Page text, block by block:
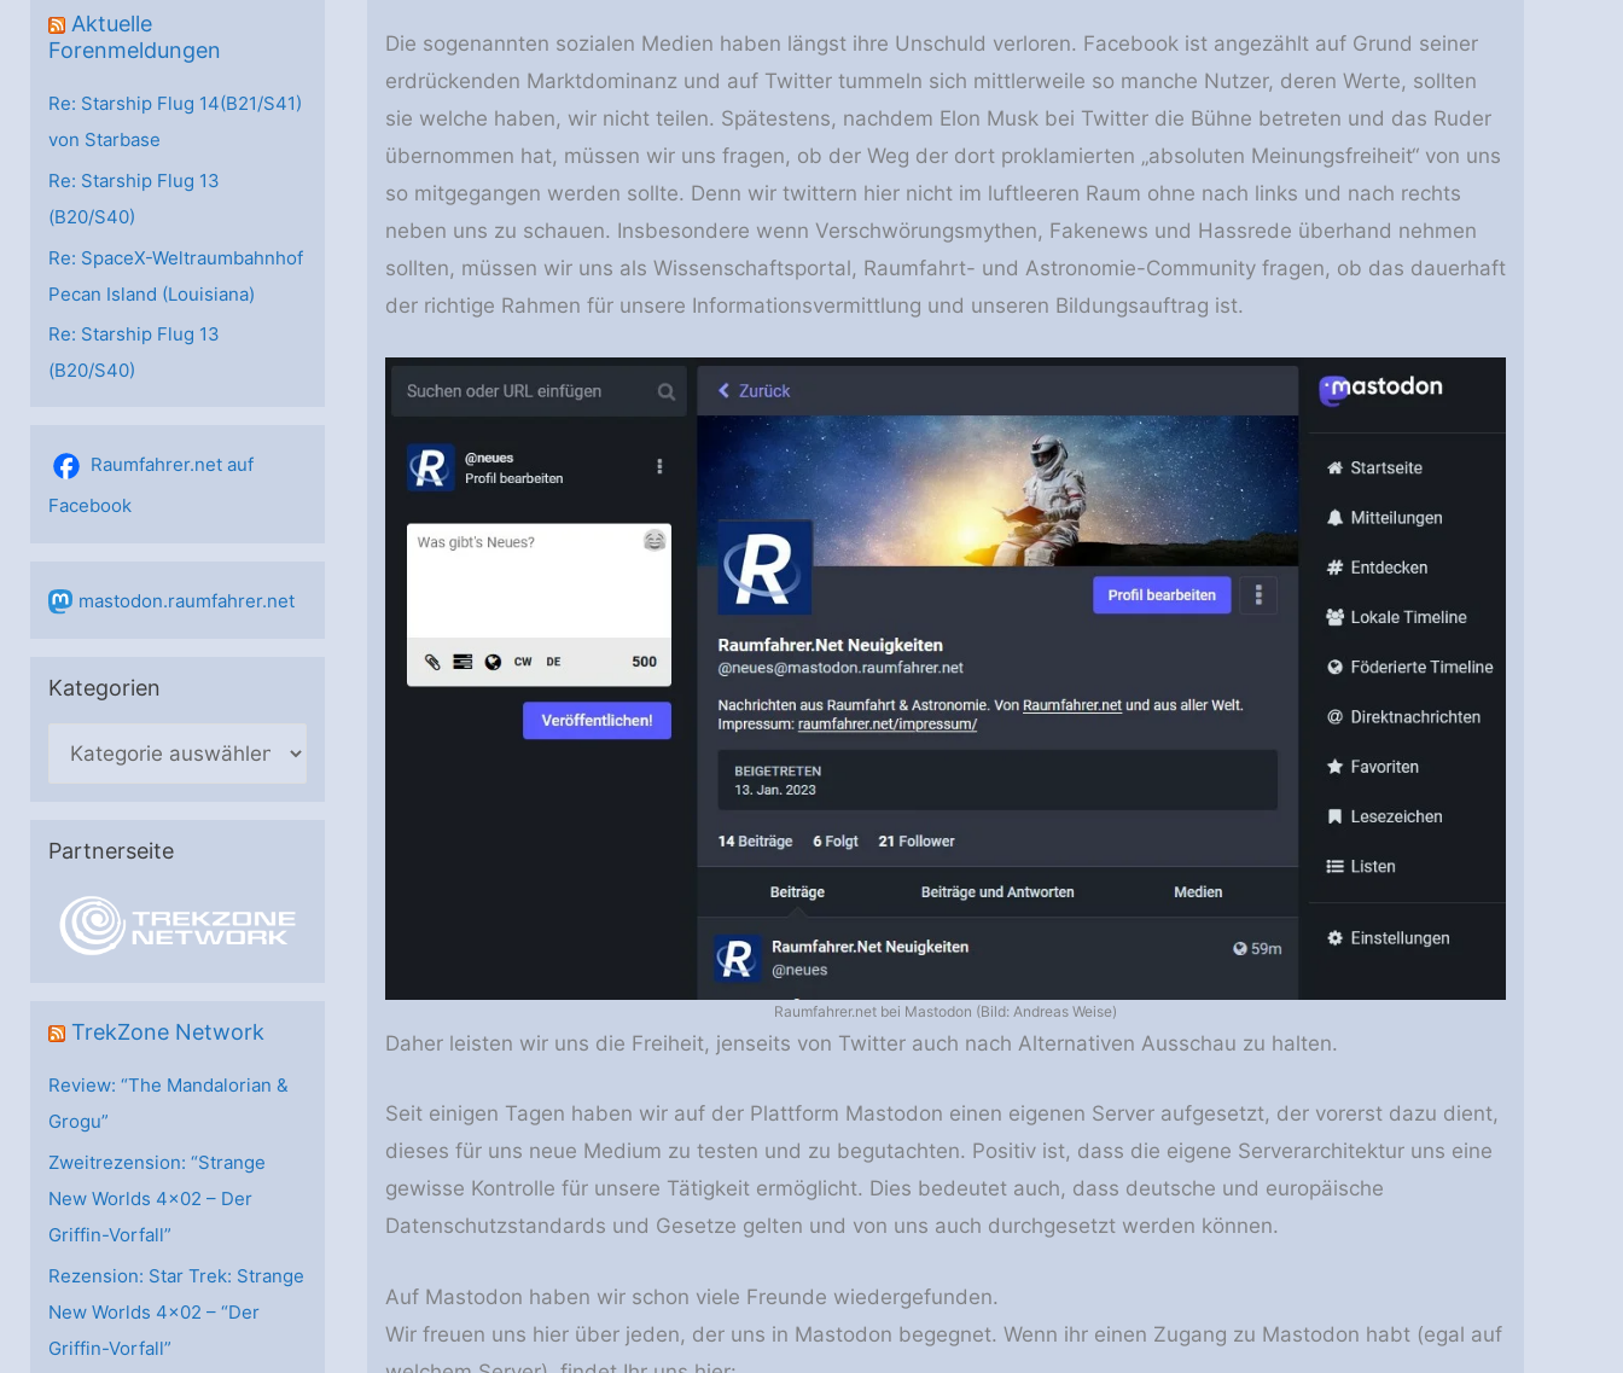
Aktuelle
Forenmeldungen
Re: Starship Flug 14(B21/S41)
von Starbase
Re: Starship Flug 13
(B20/S40)
Re: SpaceX-Weltraumbahnhof
Pecan Island (Louisiana)
Re: Starship Flug 13
(B20/S40)
Raumfahrer.net auf
Facebook
mastodon.raumfahrer.net
Kategorien
e
e
Partnerseite
TrekZone Network
Review: “The Mandalorian &
Grogu”
Zweitrezension: “Strange
New Worlds 4×02 – Der
Griffin-Vorfall”
Rezension: Star Trek: Strange
New Worlds 4×02 – “Der
Griffin-Vorfall”
Die sogenannten sozialen Medien haben längst ihre Unschuld verloren. Facebook ist angezählt auf Grund seiner
erdrückenden Marktdominanz und auf Twitter tummeln sich mittlerweile so manche Nutzer, deren Werte, sollten
sie welche haben, wir nicht teilen. Spätestens, nachdem Elon Musk bei Twitter die Bühne betreten und das Ruder
übernommen hat, müssen wir uns fragen, ob der Weg der dort proklamierten „absoluten Meinungsfreiheit“ von uns
so mitgegangen werden sollte. Denn wir twittern hier nicht im luftleeren Raum ohne nach links und nach rechts
neben uns zu schauen. Insbesondere wenn Verschwörungsmythen, Fakenews und Hassrede überhand nehmen
sollten, müssen wir uns als Wissenschaftsportal, Raumfahrt- und Astronomie-Community fragen, ob das dauerhaft
der richtige Rahmen für unsere Informationsvermittlung und unseren Bildungsauftrag ist.
Raumfahrer.net bei Mastodon (Bild: Andreas Weise)
Daher leisten wir uns die Freiheit, jenseits von Twitter auch nach Alternativen Ausschau zu halten.
Seit einigen Tagen haben wir auf der Plattform Mastodon einen eigenen Server aufgesetzt, der vorerst dazu dient,
dieses für uns neue Medium zu testen und zu begutachten. Positiv ist, dass die eigene Serverarchitektur uns eine
gewisse Kontrolle für unsere Tätigkeit ermöglicht. Dies bedeutet auch, dass deutsche und europäische
Datenschutzstandards und Gesetze gelten und von uns auch durchgesetzt werden können.
Auf Mastodon haben wir schon viele Freunde wiedergefunden.
Wir freuen uns hier über jeden, der uns in Mastodon begegnet. Wenn ihr einen Zugang zu Mastodon habt (egal auf